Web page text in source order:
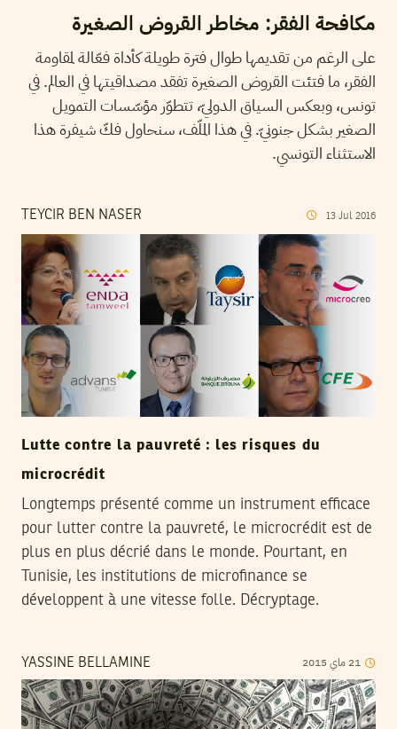
مكافحة الفقر: مخاطر القروض الصغيرة
على الرغم من تقديمها طوال فترة طويلة كأداة فعّالة لمقاومة
الفقر، ما فتئت القروض الصغيرة تفقد مصداقيتها في العالم. في
تونس، وبعكس السياق الدوليّ، تتطوّر مؤسّسات التمويل
الصغير بشكل جنونيّ. في هذا الملّف، سنحاول فكّ شيفرة هذا
الاستثناء التونسي.
TEYCIR BEN NASER 13 Jul 2016
Lutte contre la pauvreté : les risques du
microcrédit
Longtemps présenté comme un instrument efficace
pour lutter contre la pauvreté, le microcrédit est de
plus en plus décrié dans le monde. Pourtant, en
Tunisie, les institutions de microfinance se
développent à une vitesse folle. Décryptage.
YASSINE BELLAMINE 21 ماي 2015